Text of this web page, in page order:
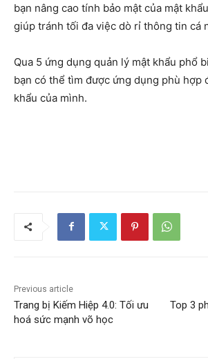
bạn nâng cao tính bảo mật của mật
giúp tránh tối đa việc dò rỉ thông tin cá
Qua 5 ứng dụng quản lý mật khẩu phổ
bạn có thể tìm được ứng dụng phù hợp
khẩu của mình.
Previous article
Trang bị Kiếm Hiệp 4.0: Tối ưu
hoá sức mạnh võ học
Top 3